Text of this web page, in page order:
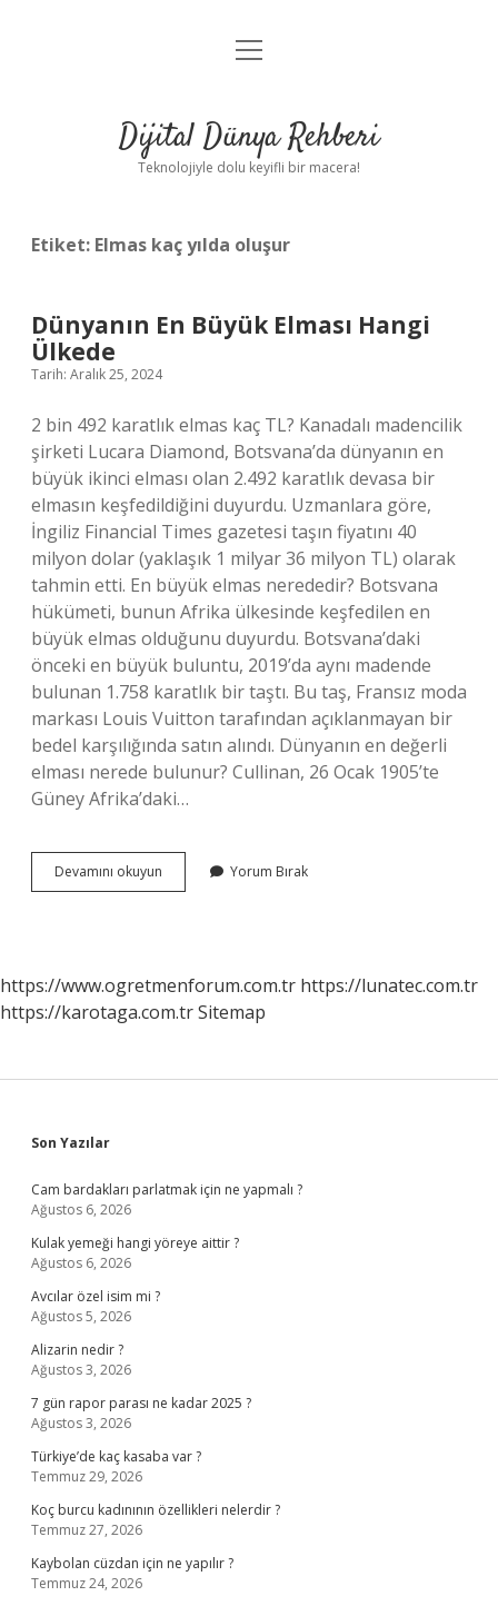
Anasayfa
Yasal Uyarı
menüyü
Dijital Dünya Rehberi
Teknolojiyle dolu keyifli bir macera!
Etiket: Elmas kaç yılda oluşur
Dünyanın En Büyük Elması Hangi
Ülkede
Tarih: Aralık 25, 2024
2 bin 492 karatlık elmas kaç TL? Kanadalı madencilik
şirketi Lucara Diamond, Botsvana’da dünyanın en
büyük ikinci elması olan 2.492 karatlık devasa bir
elmasın keşfedildiğini duyurdu. Uzmanlara göre,
İngiliz Financial Times gazetesi taşın fiyatını 40
milyon dolar (yaklaşık 1 milyar 36 milyon TL) olarak
tahmin etti. En büyük elmas nerededir? Botsvana
hükümeti, bunun Afrika ülkesinde keşfedilen en
büyük elmas olduğunu duyurdu. Botsvana’daki
önceki en büyük buluntu, 2019’da aynı madende
bulunan 1.758 karatlık bir taştı. Bu taş, Fransız moda
markası Louis Vuitton tarafından açıklanmayan bir
bedel karşılığında satın alındı. Dünyanın en değerli
elması nerede bulunur? Cullinan, 26 Ocak 1905’te
Güney Afrika’daki…
Devamını okuyun Dünyanın
En
Yorum Bırak
https://www.ogretmenforum.com.tr https://lunatec.com.tr
https://karotaga.com.trSitemap
Sidebar
Son Yazılar
Cam bardakları parlatmak için ne yapmalı ?
Ağustos 6, 2026
Kulak yemeği hangi yöreye aittir ?
Ağustos 6, 2026
Avcılar özel isim mi ?
Ağustos 5, 2026
Alizarin nedir ?
Ağustos 3, 2026
7 gün rapor parası ne kadar 2025 ?
Ağustos 3, 2026
Türkiye’de kaç kasaba var ?
Temmuz 29, 2026
Koç burcu kadınının özellikleri nelerdir ?
Temmuz 27, 2026
Kaybolan cüzdan için ne yapılır ?
Temmuz 24, 2026